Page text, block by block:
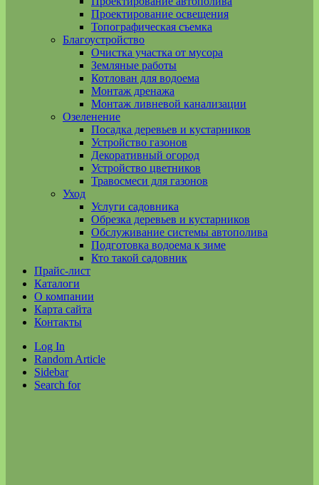
Проектирование освещения
Топографическая съемка
Благоустройство
Очистка участка от мусора
Земляные работы
Котлован для водоема
Монтаж дренажа
Монтаж ливневой канализации
Озеленение
Посадка деревьев и кустарников
Устройство газонов
Декоративный огород
Устройство цветников
Травосмеси для газонов
Уход
Услуги садовника
Обрезка деревьев и кустарников
Обслуживание системы автополива
Подготовка водоема к зиме
Кто такой садовник
Прайс-лист
Каталоги
О компании
Карта сайта
Контакты
Log In
Random Article
Sidebar
Search for